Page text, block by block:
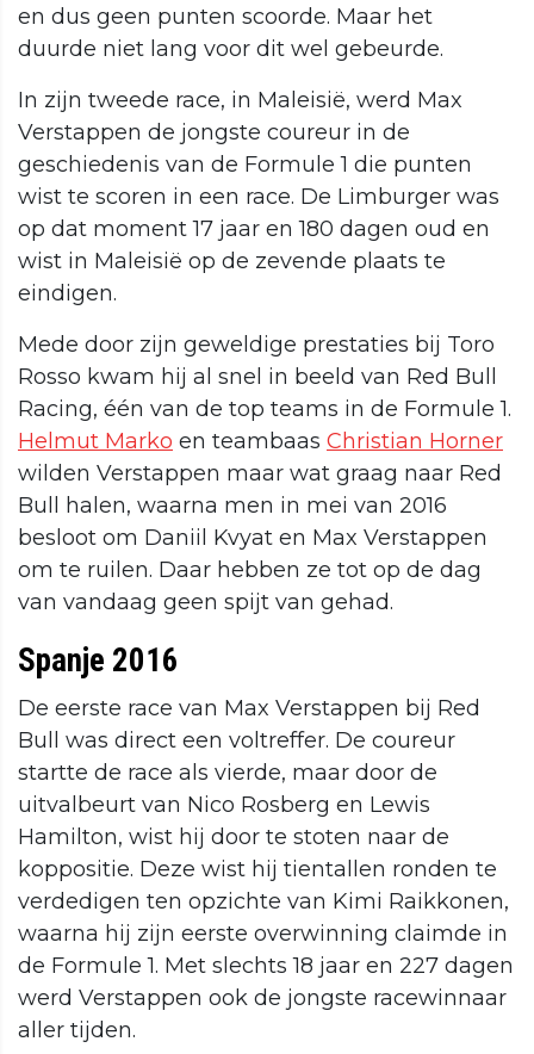
en dus geen punten scoorde. Maar het
duurde niet lang voor dit wel gebeurde.
In zijn tweede race, in Maleisië, werd Max
Verstappen de jongste coureur in de
geschiedenis van de Formule 1 die punten
wist te scoren in een race. De Limburger was
op dat moment 17 jaar en 180 dagen oud en
wist in Maleisië op de zevende plaats te
eindigen.
Mede door zijn geweldige prestaties bij Toro
Rosso kwam hij al snel in beeld van Red Bull
Racing, één van de top teams in de Formule 1.
Helmut Marko en teambaas Christian Horner
wilden Verstappen maar wat graag naar Red
Bull halen, waarna men in mei van 2016
besloot om Daniil Kvyat en Max Verstappen
om te ruilen. Daar hebben ze tot op de dag
van vandaag geen spijt van gehad.
Spanje 2016
De eerste race van Max Verstappen bij Red
Bull was direct een voltreffer. De coureur
startte de race als vierde, maar door de
uitvalbeurt van Nico Rosberg en Lewis
Hamilton, wist hij door te stoten naar de
koppositie. Deze wist hij tientallen ronden te
verdedigen ten opzichte van Kimi Raikkonen,
waarna hij zijn eerste overwinning claimde in
de Formule 1. Met slechts 18 jaar en 227 dagen
werd Verstappen ook de jongste racewinnaar
aller tijden.